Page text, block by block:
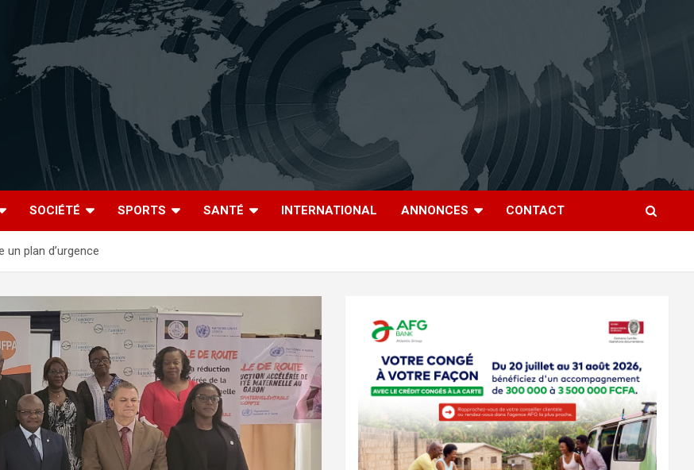
SOCIÉTÉ SPORTS SANTÉ INTERNATIONAL ANNONCES CONTACT
plan d’urgence